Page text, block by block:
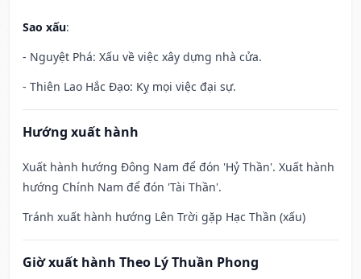
Sao xấu:
- Nguyệt Phá: Xấu về việc xây dựng nhà cửa.
- Thiên Lao Hắc Đạo: Kỵ mọi việc đại sự.
Hướng xuất hành
Xuất hành hướng Đông Nam để đón 'Hỷ Thần'. Xuất hành
hướng Chính Nam để đón 'Tài Thần'.
Tránh xuất hành hướng Lên Trời gặp Hạc Thần (xấu)
Giờ xuất hành Theo Lý Thuần Phong